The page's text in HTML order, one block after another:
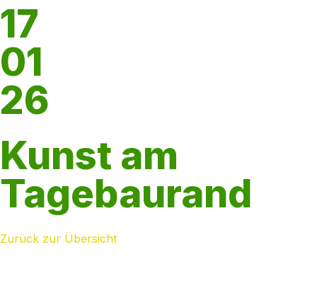
17
01
26
Kunst am
Tagebaurand
Zurück zur Übersicht